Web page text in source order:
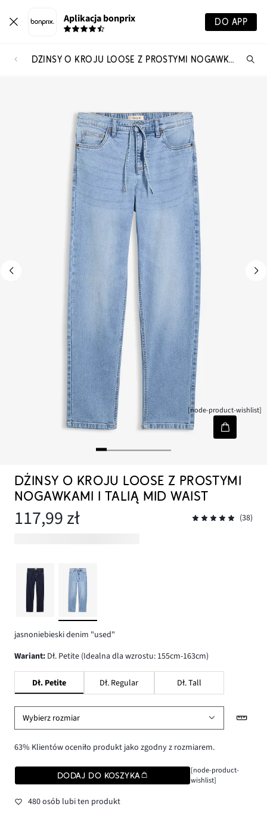
Aplikacja bonprix DO APP
DŻINSY O KROJU LOOSE Z PROSTYMI NOGAWKAMI I TALIĄ MID WAIST
[node-product-wishlist]
DŻINSY O KROJU LOOSE Z PROSTYMI
NOGAWKAMI I TALIĄ MID WAIST
117,99 zł (38)
jasnoniebieski denim "used"
wariant: Dł. Petite (Idealna dla wzrostu: 155cm-163cm)
Dł. Petite Dł. Regular Dł. Tall
Wybierz rozmiar
63% Klientów oceniło produkt jako zgodny z rozmiarem.
DODAJ DO KOSZYKA
[node-product-
wishlist]
480 osób lubi ten produkt